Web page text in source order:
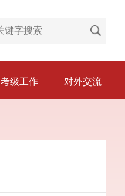
考级工作 对外交流